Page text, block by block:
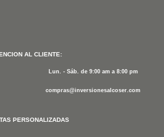
AL CLIENTE:
Lun. - Sáb. de 9:00 am a 8:00 pm
compras@inversionesalcoser.com
PERSONALIZADAS